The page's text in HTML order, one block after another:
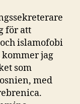
för att
islamofobi
jag
som
med